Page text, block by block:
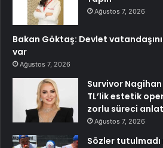
Ağustos 7, 2026
Bakan Göktaş: Devlet
var
Ağustos 7, 2026
Survivor
TL’lik estetik
zorlu süreci
Ağustos 7, 2026
Sözler